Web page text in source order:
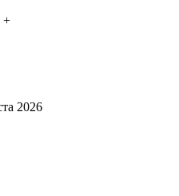
+
2026